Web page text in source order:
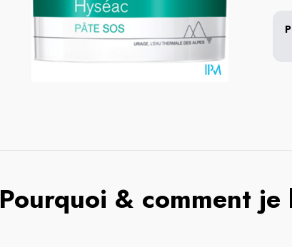
Pourquoi & comment